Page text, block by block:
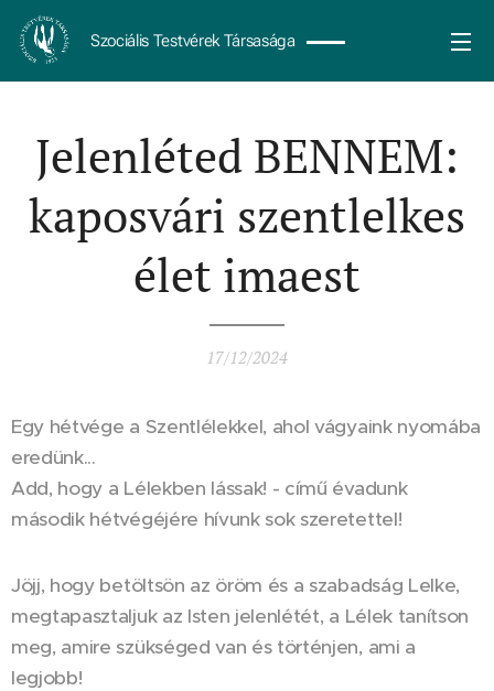
Szociális Testvérek Társasága
Jelenléted BENNEM:
kaposvári szentlelkes
élet imaest
17/12/2024
Egy hétvége a Szentlélekkel, ahol vágyaink nyomába
eredünk...
Add, hogy a Lélekben lássak! - című évadunk
második hétvégéjére hívunk sok szeretettel!
Jöjj, hogy betöltsön az öröm és a szabadság Lelke,
megtapasztaljuk az Isten jelenlétét, a Lélek tanítson
meg, amire szükséged van és történjen, ami a
legjobb!